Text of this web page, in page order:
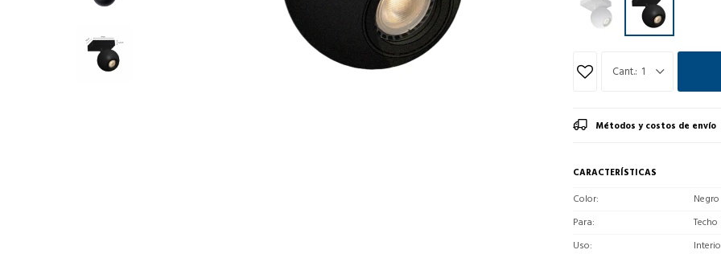
1
Métodos y costos de envío
CARACTERÍSTICAS
Color
Negro
Para
Techo
Uso